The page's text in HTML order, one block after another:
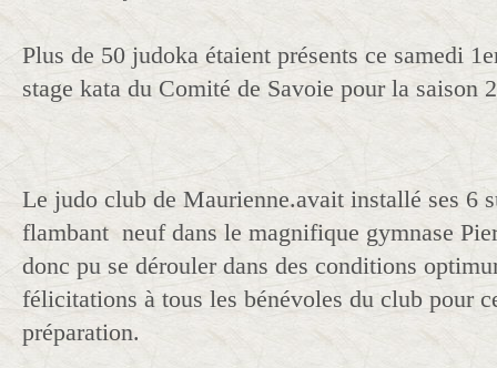
Plus de 50 judoka étaient présents ce samedi
stage kata du Comité de Savoie pour la saison
Le judo club de Maurienne.avait installé ses 6
flambant neuf dans le magnifique gymnase
donc pu se dérouler dans des conditions
félicitations à tous les bénévoles du club pour
préparation.